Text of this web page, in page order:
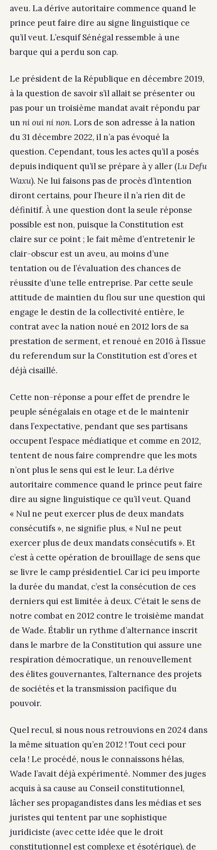
aveu. La dérive autoritaire commence quand le
prince peut faire dire au signe linguistique ce
qu’il veut. L’esquif Sénégal ressemble à une
barque qui a perdu son cap.
Le président de la République en décembre 2019,
à la question de savoir s’il allait se présenter ou
pas pour un troisième mandat avait répondu par
un ni oui ni non. Lors de son adresse à la nation
du 31 décembre 2022, il n’a pas évoqué la
question. Cependant, tous les actes qu’il a posés
depuis indiquent qu’il se prépare à y aller (Lu Defu
Waxu). Ne lui faisons pas de procès d’intention
diront certains, pour l’heure il n’a rien dit de
définitif. À une question dont la seule réponse
possible est non, puisque la Constitution est
claire sur ce point ; le fait même d’entretenir le
clair-obscur est un aveu, au moins d’une
tentation ou de l’évaluation des chances de
réussite d’une telle entreprise. Par cette seule
attitude de maintien du flou sur une question qui
engage le destin de la collectivité entière, le
contrat avec la nation noué en 2012 lors de sa
prestation de serment, et renoué en 2016 à l’issue
du referendum sur la Constitution est d’ores et
déjà cisaillé.
Cette non-réponse a pour effet de prendre le
peuple sénégalais en otage et de le maintenir
dans l’expectative, pendant que ses partisans
occupent l’espace médiatique et comme en 2012,
tentent de nous faire comprendre que les mots
n’ont plus le sens qui est le leur. La dérive
autoritaire commence quand le prince peut faire
dire au signe linguistique ce qu’il veut. Quand
« Nul ne peut exercer plus de deux mandats
consécutifs », ne signifie plus, « Nul ne peut
exercer plus de deux mandats consécutifs ». Et
c’est à cette opération de brouillage de sens que
se livre le camp présidentiel. Car ici peu importe
la durée du mandat, c’est la consécution de ces
derniers qui est limitée à deux. C’était le sens de
notre combat en 2012 contre le troisième mandat
de Wade. Établir un rythme d’alternance inscrit
dans le marbre de la Constitution qui assure une
respiration démocratique, un renouvellement
des élites gouvernantes, l’alternance des projets
de sociétés et la transmission pacifique du
pouvoir.
Quel recul, si nous nous retrouvions en 2024 dans
la même situation qu’en 2012 ! Tout ceci pour
cela ! Le procédé, nous le connaissons hélas,
Wade l’avait déjà expérimenté. Nommer des juges
acquis à sa cause au Conseil constitutionnel,
lâcher ses propagandistes dans les médias et ses
juristes qui tentent par une sophistique
juridiciste (avec cette idée que le droit
constitutionnel est complexe et ésotérique), de